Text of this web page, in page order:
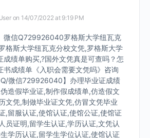
on 14/07/2022 at 9:19 PM
微信Q729926040罗格斯大学纽瓦克
格斯大学纽瓦克分校文凭,罗格斯大学
成绩单购买,?国外文凭真是可查吗？怎
书成绩单《入职会需要文凭吗》咨询
微信729926040】办理毕业证成绩
造假毕业证,制作假成绩单,仿造假文
文凭,制做毕业证文凭,仿冒文凭毕业
,留服认证,使馆认证,使馆公证,使馆证
员证明,留学生认证,学历认证,文凭认
学历认证,留学生学位认证,使馆认证